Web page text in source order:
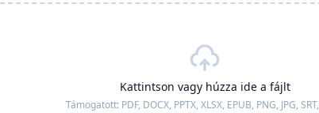
Kattintson vagy húzza ide a fájlt
Támogatott: PDF, DOCX, PPTX, XLSX, EPUB, PNG, JPG, SRT,